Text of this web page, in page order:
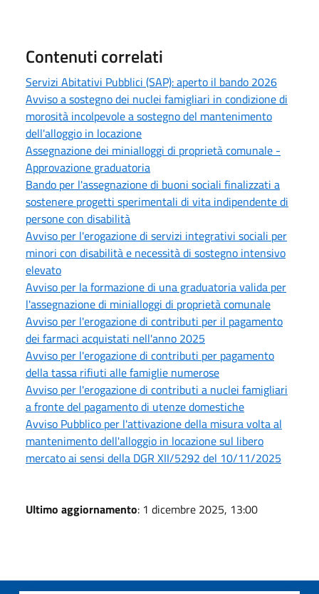
Contenuti correlati
Servizi Abitativi Pubblici (SAP): aperto il bando 2026
Avviso a sostegno dei nuclei famigliari in condizione di
morosità incolpevole a sostegno del mantenimento
dell'alloggio in locazione
Assegnazione dei minialloggi di proprietà comunale -
Approvazione graduatoria
Bando per l'assegnazione di buoni sociali finalizzati a
sostenere progetti sperimentali di vita indipendente di
persone con disabilità
Avviso per l'erogazione di servizi integrativi sociali per
minori con disabilità e necessità di sostegno intensivo
elevato
Avviso per la formazione di una graduatoria valida per
l'assegnazione di minialloggi di proprietà comunale
Avviso per l'erogazione di contributi per il pagamento
dei farmaci acquistati nell'anno 2025
Avviso per l'erogazione di contributi per pagamento
della tassa rifiuti alle famiglie numerose
Avviso per l'erogazione di contributi a nuclei famigliari
a fronte del pagamento di utenze domestiche
Avviso Pubblico per l'attivazione della misura volta al
mantenimento dell'alloggio in locazione sul libero
mercato ai sensi della DGR XII/5292 del 10/11/2025
Ultimo aggiornamento: 1 dicembre 2025, 13:00